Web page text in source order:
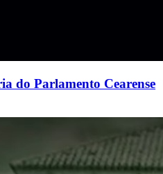
do Parlamento Cearense